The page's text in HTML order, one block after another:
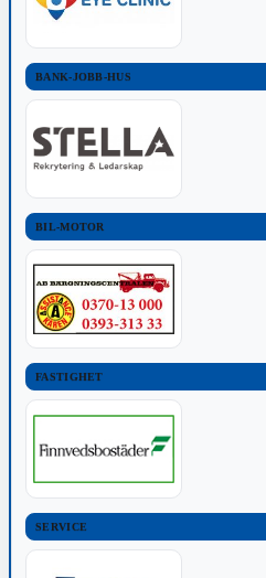
BANK-JOBB-HUS
BIL-MOTOR
FASTIGHET
SERVICE